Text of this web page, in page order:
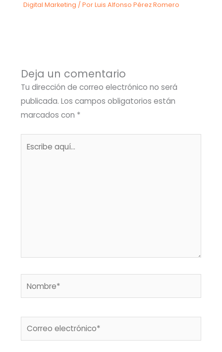
Digital Marketing / PorLuis Alfonso Pérez Romero
Deja un comentario
Tu dirección de correo electrónico no será
publicada. Los campos obligatorios están
marcados con *
Nombre*